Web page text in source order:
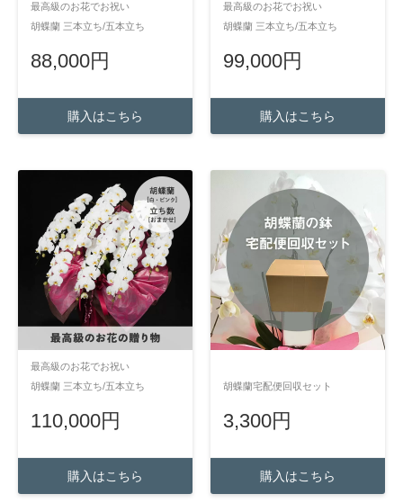
最高級のお花でお祝い
胡蝶蘭 三本立ち/五本立ち
88,000円
購入はこちら
最高級のお花でお祝い
胡蝶蘭 三本立ち/五本立ち
99,000円
購入はこちら
最高級のお花でお祝い
胡蝶蘭 三本立ち/五本立ち
110,000円
購入はこちら
胡蝶蘭宅配便回収セット
3,300円
購入はこちら